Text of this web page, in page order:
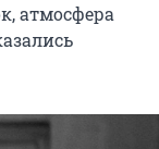
атмосфера